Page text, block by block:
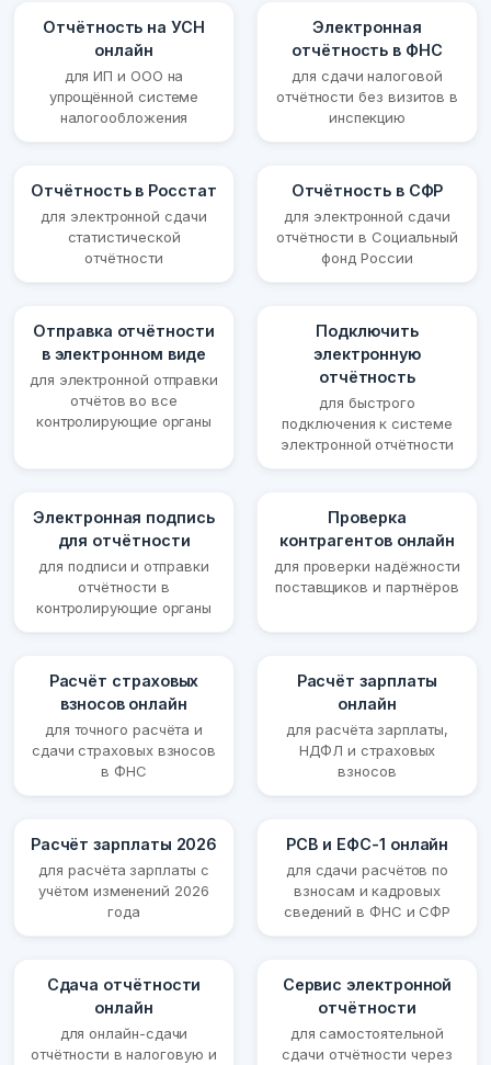
Отчётность на УСН
онлайн
для ИП и ООО на
упрощённой системе
налогообложения
Электронная
отчётность в ФНС
для сдачи налоговой
отчётности без визитов в
инспекцию
Отчётность в Росстат
для электронной сдачи
статистической
отчётности
Отчётность в СФР
для электронной сдачи
отчётности в Социальный
фонд России
Отправка отчётности
в электронном виде
для электронной отправки
отчётов во все
контролирующие органы
Подключить
электронную
отчётность
для быстрого
подключения к системе
электронной отчётности
Электронная подпись
для отчётности
для подписи и отправки
отчётности в
контролирующие органы
Проверка
контрагентов онлайн
для проверки надёжности
поставщиков и партнёров
Расчёт страховых
взносов онлайн
для точного расчёта и
сдачи страховых взносов
в ФНС
Расчёт зарплаты
онлайн
для расчёта зарплаты,
НДФЛ и страховых
взносов
Расчёт зарплаты 2026
для расчёта зарплаты с
учётом изменений 2026
года
РСВ и ЕФС-1 онлайн
для сдачи расчётов по
взносам и кадровых
сведений в ФНС и СФР
Сдача отчётности
онлайн
для онлайн-сдачи
отчётности в налоговую и
Сервис электронной
отчётности
для самостоятельной
сдачи отчётности через